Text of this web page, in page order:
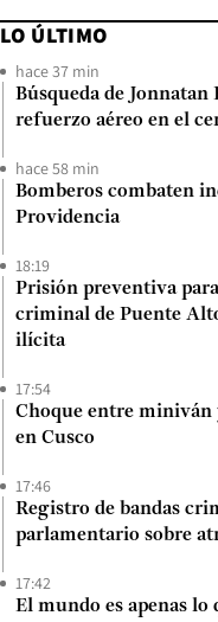
LO ÚLTIMO
hace 37 min
Búsqueda de
refuerzo aéreo en el
hace 58 min
Bomberos combaten
Providencia
18:19
Prisión preventiva
criminal de Puente
ilícita
17:54
Choque entre miniván
en Cusco
17:46
Registro de bandas
parlamentario sobre
17:42
El mundo es apenas